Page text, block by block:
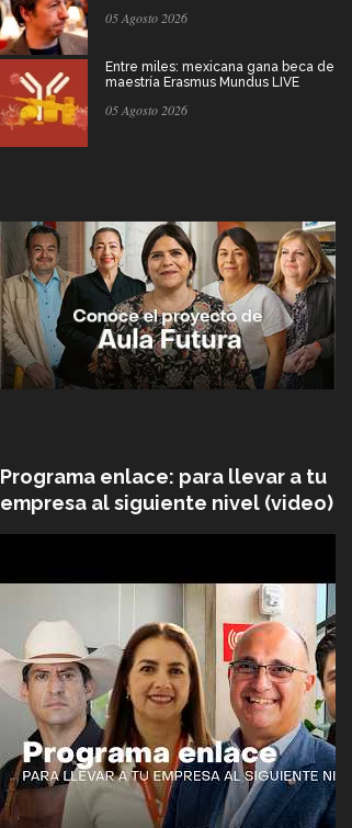
05 Agosto 2026
Entre miles: mexicana gana beca de
maestría Erasmus Mundus LIVE
05 Agosto 2026
Programa enlace: para llevar a tu
empresa al siguiente nivel (video)